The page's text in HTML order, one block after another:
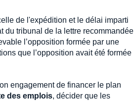
de l'expédition et le délai imparti
du tribunal de la lettre recommandée
l’opposition formée par une
que l’opposition avait été formée
engagement de financer le plan
des emplois, décider que les